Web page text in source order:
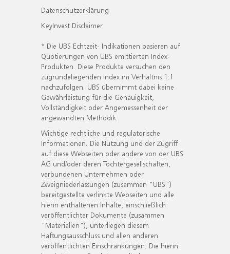
Datenschutzerklärung
KeyInvest Disclaimer
* Die UBS Echtzeit- Indikationen basieren auf
Quotierungen von UBS emittierten Index-
Produkten. Diese Produkte versuchen den
zugrundeliegenden Index im Verhältnis 1:1
nachzufolgen. UBS übernimmt dabei keine
Gewährleistung für die Genauigkeit,
Vollständigkeit oder Angemessenheit der
angewandten Methodik.
Wichtige rechtliche und regulatorische
Informationen. Die Nutzung und der Zugriff
auf diese Webseiten oder andere von der UBS
AG und/oder deren Tochtergesellschaften,
verbundenen Unternehmen oder
Zweigniederlassungen (zusammen "UBS")
bereitgestellte verlinkte Webseiten und alle
hierin enthaltenen Inhalte, einschließlich
veröffentlichter Dokumente (zusammen
"Materialien"), unterliegen diesem
Haftungsausschluss und allen anderen
veröffentlichten Einschränkungen. Die hierin